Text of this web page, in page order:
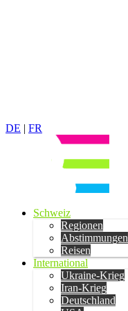
DE | FR
Schweiz
Regionen
Abstimmungen
Reisen
International
Ukraine-Krieg
Iran-Krieg
Deutschland